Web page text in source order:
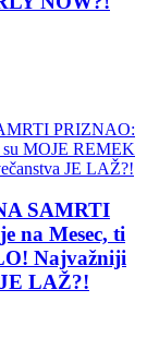
SAMRTI
na Mesec, ti
Najvažniji
LAŽ?!